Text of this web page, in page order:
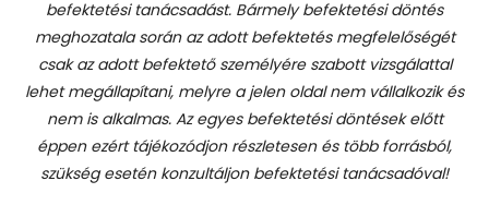
befektetési tanácsadást. Bármely befektetési döntés
meghozatala során az adott befektetés megfelelőségét
csak az adott befektető személyére szabott vizsgálattal
lehet megállapítani, melyre a jelen oldal nem vállalkozik és
nem is alkalmas. Az egyes befektetési döntések előtt
éppen ezért tájékozódjon részletesen és több forrásból,
szükség esetén konzultáljon befektetési tanácsadóval!